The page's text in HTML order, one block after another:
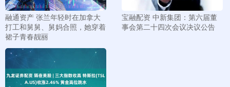
融通资产 张兰年轻时在加拿大
打工和舅舅、舅妈合照，她穿着
裙子青春靓丽
宝融配资 中新集团：第六届董
事会第二十四次会议决议公告